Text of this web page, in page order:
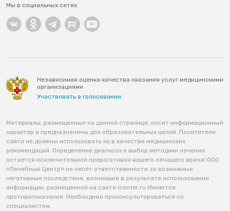
Мы в социальных сетях
Материалы, размещенные на данной странице, носят информационный
характер и предназначены для образовательных целей. Посетители
сайта не должны использовать их в качестве медицинских
рекомендаций. Определение диагноза и выбор методики лечения
остается исключительной прерогативой вашего лечащего врача! ООО
«Лечебный Центр» не несёт ответственности за возможные
негативные последствия, возникшие в результате использования
информации, размещенной на сайте lcenter.ru Имеются
противопоказания. Необходимо проконсультироваться со
специалистом.
Независимая оценка качества оказания услуг медицинскими
организациями
Участвовать в голосовании